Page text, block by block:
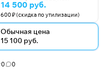
14 500 руб.
600 ₽ (скидка по утилизации)
Обычная цена
15 100 руб.
0 0